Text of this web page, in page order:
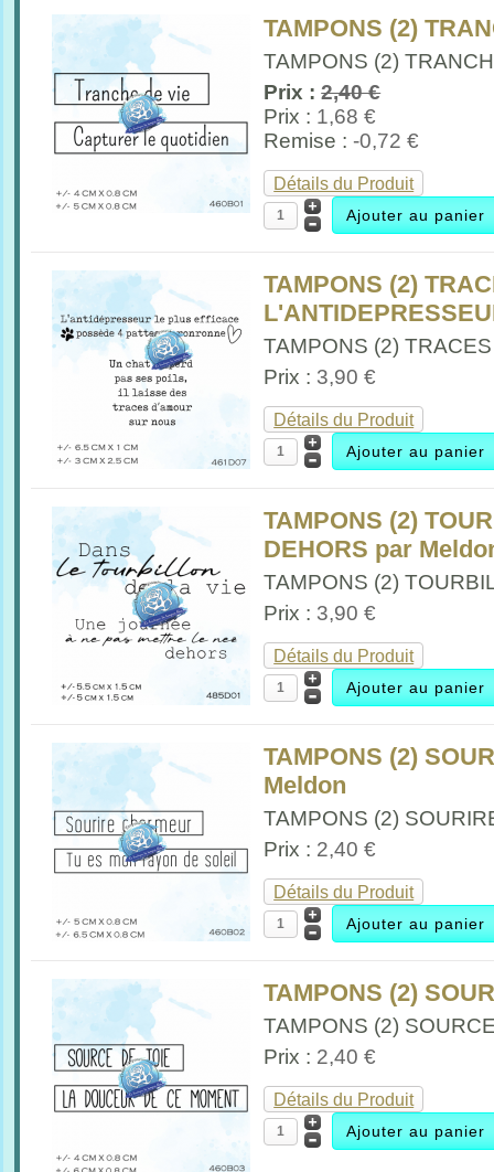
TAMPONS (2)
TAMPONS (2)
Prix :2,40 €
Prix : 1,68 €
Remise :-0,72 €
Détails du Produit
TAMPONS (2)
TAMPONS (2)
Prix : 3,90 €
Détails du Produit
TAMPONS (2)
DEHORS par
TAMPONS (2)
Prix : 3,90 €
Détails du Produit
TAMPONS (2)
Meldon
TAMPONS (2)
Prix : 2,40 €
Détails du Produit
TAMPONS (2)
TAMPONS (2)
Prix : 2,40 €
Détails du Produit